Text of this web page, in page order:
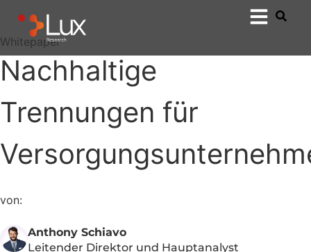
Whitepaper
Nachhaltige
Trennungen für
von:
Anthony Schiavo
Leitender Direktor und Hauptanalyst